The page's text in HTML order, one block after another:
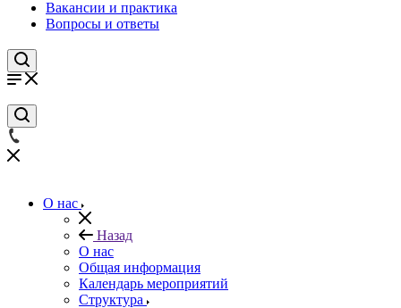
Вакансии и практика
Вопросы и ответы
О нас
Назад
О нас
Общая информация
Календарь мероприятий
Структура